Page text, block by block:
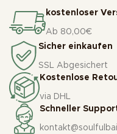
kostenloser
Ab 80,00€
Sicher einkaufen
SSL Abgesichert
Kostenlose
via DHL
Schneller